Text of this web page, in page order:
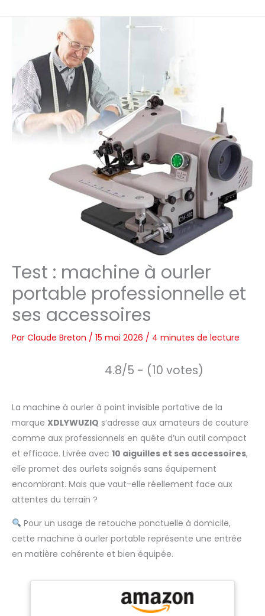
Test : machine à ourler
portable professionnelle et
ses accessoires
Par Claude Breton / 15 mai 2026 / 4 minutes de lecture
4.8/5 - (10 votes)
La machine à ourler à point invisible portative de la
marque XDLYWUZIQ s’adresse aux amateurs de couture
comme aux professionnels en quête d’un outil compact
et efficace. Livrée avec 10 aiguilles et ses accessoires,
elle promet des ourlets soignés sans équipement
encombrant. Mais que vaut-elle réellement face aux
attentes du terrain ?
Pour un usage de retouche ponctuelle à domicile,
cette machine à ourler portable représente une entrée
en matière cohérente et bien équipée.